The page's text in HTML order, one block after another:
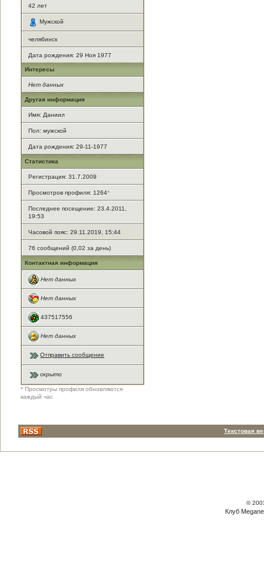
42 лет
Мужской
челябинск
Дата рождения: 29 Ноя 1977
Интересы
Нет данных
Другая информация
Имя: Даниил
Пол: мужской
Дата рождения: 29-11-1977
Статистика
Регистрация: 31.7.2009
Просмотров профиля: 1264*
Последнее посещение: 23.4.2011,
19:53
Часовой пояс: 29.11.2019, 15:44
76 сообщений (0,02 за день)
Контактная информация
Нет данных
Нет данных
437517556
Нет данных
Отправить сообщение
скрыто
* Просмотры профиля обновляются
каждый час
Текстовая
©
Клуб